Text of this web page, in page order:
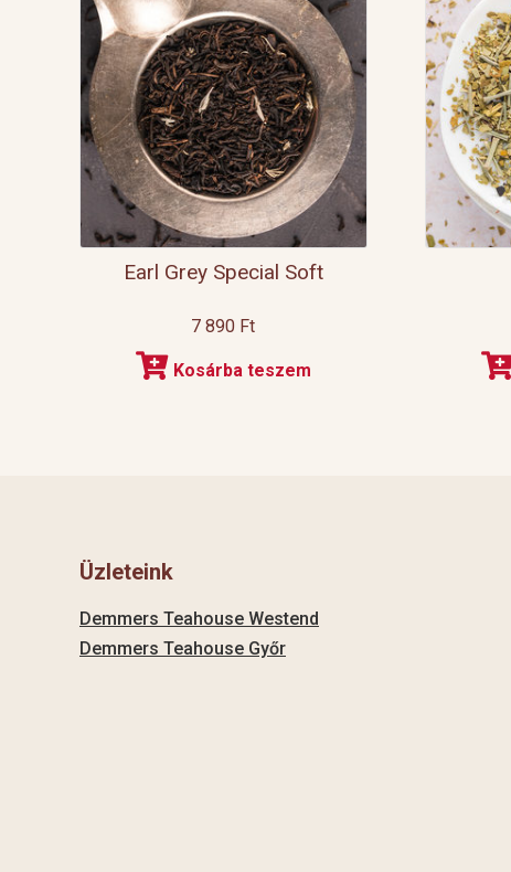
Earl Grey Special Soft
7 890 Ft
Kosárba teszem
Üzleteink
Demmers Teahouse Westend
Demmers Teahouse Győr